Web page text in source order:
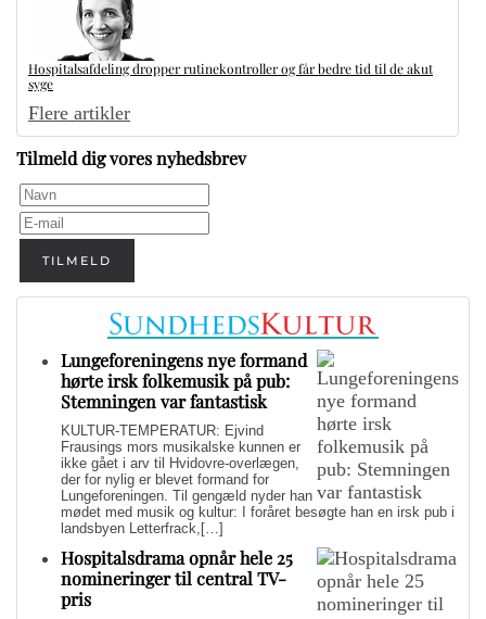
Hospitalsafdeling dropper rutinekontroller og får bedre tid til de akut
syge
Flere artikler
Tilmeld dig vores nyhedsbrev
TILMELD
Lungeforeningens nye formand
hørte irsk folkemusik på pub:
Stemningen var fantastisk
KULTUR-TEMPERATUR: Ejvind
Frausings mors musikalske kunnen er
ikke gået i arv til Hvidovre-overlægen,
der for nylig er blevet formand for
Lungeforeningen. Til gengæld nyder han
mødet med musik og kultur: I foråret besøgte han en irsk pub i
landsbyen Letterfrack,[…]
Hospitalsdrama opnår hele 25
nomineringer til central TV-
pris